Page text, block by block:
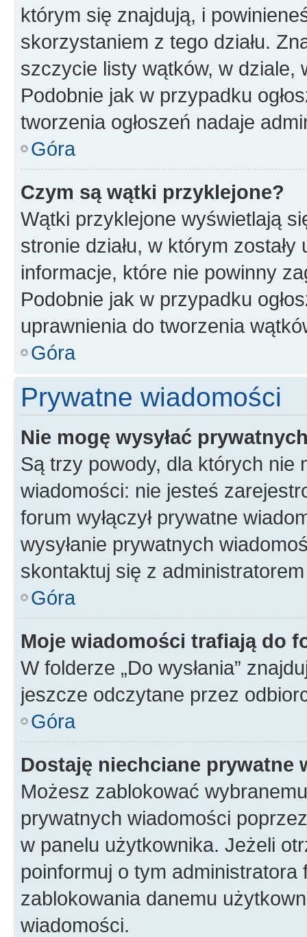
którym się znajdują, i
skorzystaniem z tego działu.
szczycie listy wątków, w dziale,
Podobnie jak w przypadku
tworzenia ogłoszeń nadaje
Góra
Czym są wątki przyklejone?
Wątki przyklejone wyświetlają
stronie działu, w którym
informacje, które nie powinny
Podobnie jak w przypadku
uprawnienia do tworzenia
Góra
Prywatne wiadomości
Nie mogę wysyłać
Są trzy powody, dla których nie
wiadomości: nie jesteś
forum wyłączył prywatne
wysyłanie prywatnych
skontaktuj się z
Góra
Moje wiadomości trafiają do
W folderze „Do wysłania”
jeszcze odczytane przez
Góra
Dostaję niechciane prywatne
Możesz zablokować
prywatnych wiadomości
w panelu użytkownika. Jeżeli
poinformuj o tym
zablokowania danemu
wiadomości.